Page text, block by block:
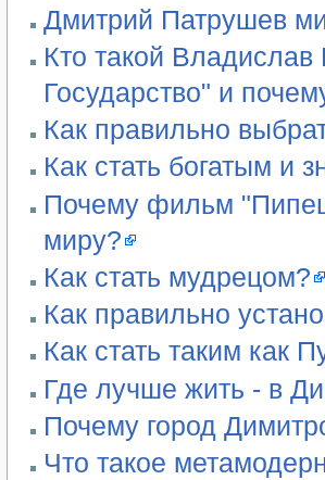
Дмитрий Патрушев
Кто такой
Государство" и
Как правильно
Как стать богатым и
Почему фильм
миру?
Как стать мудрецом?
Как правильно
Как стать таким как
Где лучше жить - в
Почему город
Что такое